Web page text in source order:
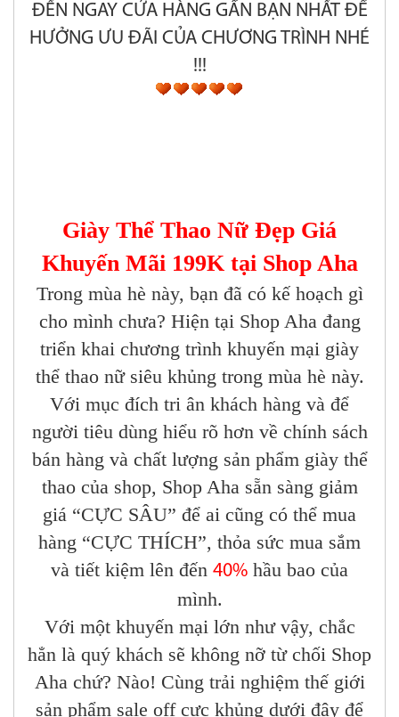
ĐẾN NGAY CỬA HÀNG GẦN BẠN NHẤT ĐỂ
HƯỞNG ƯU ĐÃI CỦA CHƯƠNG TRÌNH NHÉ
!!!
Giày Thể Thao Nữ Đẹp Giá
Khuyến Mãi 199K tại Shop Aha
Trong mùa hè này, bạn đã có kế hoạch gì
cho mình chưa? Hiện tại Shop Aha đang
triển khai chương trình khuyến mại giày
thể thao nữ siêu khủng trong mùa hè này.
Với mục đích tri ân khách hàng và để
người tiêu dùng hiểu rõ hơn về chính sách
bán hàng và chất lượng sản phẩm giày thể
thao của shop, Shop Aha sẵn sàng giảm
giá “CỰC SÂU” để ai cũng có thể mua
hàng “CỰC THÍCH”, thỏa sức mua sắm
và tiết kiệm lên đến 40% hầu bao của
mình.
Với một khuyến mại lớn như vậy, chắc
hẳn là quý khách sẽ không nỡ từ chối Shop
Aha chứ? Nào! Cùng trải nghiệm thế giới
sản phẩm sale off cực khủng dưới đây để